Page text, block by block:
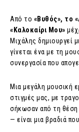
Από το «Βυθός», το
«Καλοκαίρι Μου»
Μιχάλης δημιουργεί
γίνεται ένα με τη
συνεργασία που
Μια μεγάλη μουσική
στιγμές μας, με
σήκωσαν από τη θέση
— είναι μια βραδιά